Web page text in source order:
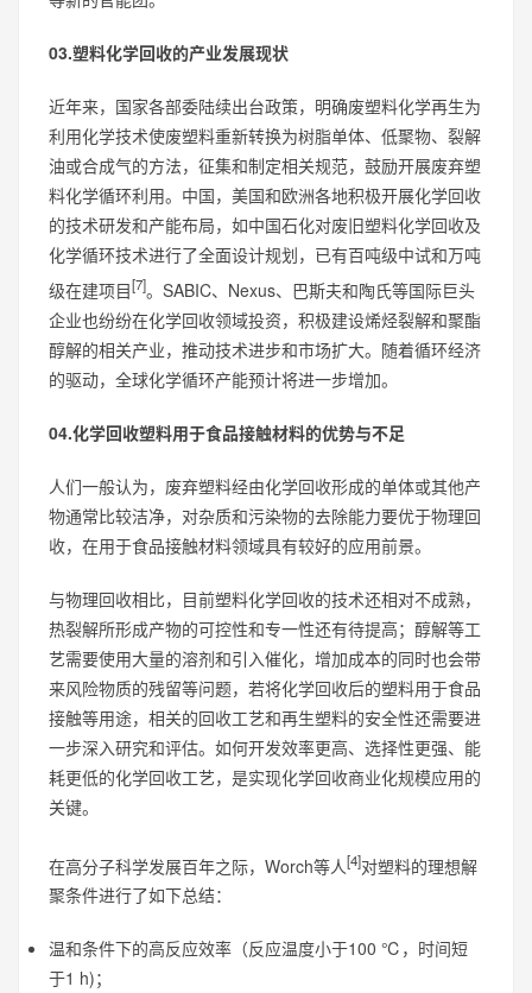
03.塑料化学回收的产业发展现状
近年来，国家各部委陆续出台政策，明确废塑料化学再生为
利用化学技术使废塑料重新转换为树脂单体、低聚物、裂解
油或合成气的方法，征集和制定相关规范，鼓励开展废弃塑
料化学循环利用。中国，美国和欧洲各地积极开展化学回收
的技术研发和产能布局，如中国石化对废旧塑料化学回收及
化学循环技术进行了全面设计规划，已有百吨级中试和万吨
级在建项目[7]。SABIC、Nexus、巴斯夫和陶氏等国际巨头
企业也纷纷在化学回收领域投资，积极建设烯烃裂解和聚酯
醇解的相关产业，推动技术进步和市场扩大。随着循环经济
的驱动，全球化学循环产能预计将进一步增加。
04.化学回收塑料用于食品接触材料的优势与不足
人们一般认为，废弃塑料经由化学回收形成的单体或其他产
物通常比较洁净，对杂质和污染物的去除能力要优于物理回
收，在用于食品接触材料领域具有较好的应用前景。
与物理回收相比，目前塑料化学回收的技术还相对不成熟，
热裂解所形成产物的可控性和专一性还有待提高；醇解等工
艺需要使用大量的溶剂和引入催化，增加成本的同时也会带
来风险物质的残留等问题，若将化学回收后的塑料用于食品
接触等用途，相关的回收工艺和再生塑料的安全性还需要进
一步深入研究和评估。如何开发效率更高、选择性更强、能
耗更低的化学回收工艺，是实现化学回收商业化规模应用的
关键。
在高分子科学发展百年之际，Worch等人[4]对塑料的理想解
聚条件进行了如下总结：
温和条件下的高反应效率（反应温度小于100 ℃，时间短
于1 h)；